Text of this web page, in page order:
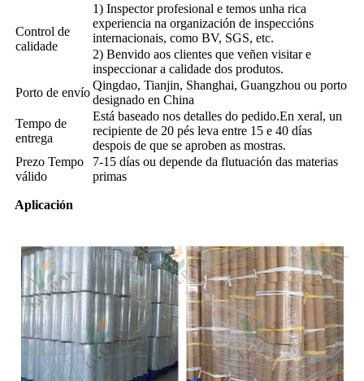
Control de
calidade
1) Inspector profesional e temos unha rica
experiencia na organización de inspeccións
internacionais, como BV, SGS, etc.
2) Benvido aos clientes que veñen visitar e
inspeccionar a calidade dos produtos.
Porto de envío
Qingdao, Tianjin, Shanghai, Guangzhou ou porto
designado en China
Tempo de
entrega
Está baseado nos detalles do pedido.En xeral, un
recipiente de 20 pés leva entre 15 e 40 días
despois de que se aproben as mostras.
Prezo Tempo
válido
7-15 días ou depende da flutuación das materias
primas
Aplicación